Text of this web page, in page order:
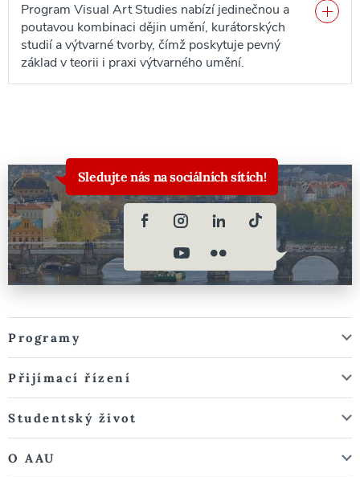
Program Visual Art Studies nabízí jedinečnou a
poutavou kombinaci dějin umění, kurátorských
studií a výtvarné tvorby, čímž poskytuje pevný
základ v teorii i praxi výtvarného umění.
Sledujte nás na sociálních sítích!
Programy
Přijímací řízení
Studentský život
O AAU